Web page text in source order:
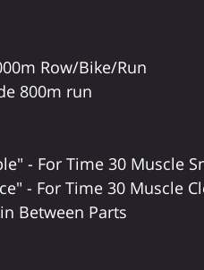
800m run
- For Time 30 Muscle
- For Time 30 Muscle
Between Parts